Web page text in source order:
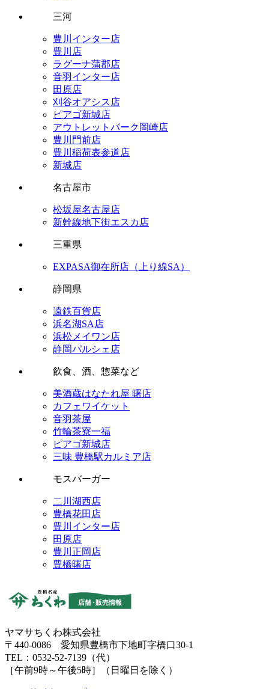
三河
豊川インター店
豊川店
ラグーナ蒲郡店
音羽インター店
田原店
刈谷オアシス店
ピアゴ新城店
アウトレットパーク岡崎店
豊川門前店
豊川稲荷表参道店
新城店
名古屋市
松坂屋名古屋店
新幹線地下街エスカ店
三重県
EXPASA御在所店（上り線SA）
静岡県
遠鉄百貨店
浜名湖SA店
浜松メイワン店
静岡パルシェ店
飲食、酒、惣菜など
美酒蔵はなたれ屋 曙店
カフェワイケット
音羽茶屋
竹輪茶寮一福
ピアゴ新城店
三味 豊橋駅カルミア店
モスバーガー
二川湖西店
豊橋花田店
豊川インター店
田原店
豊川正岡店
豊橋曙店
ヤマサちくわ株式会社
〒440-0086 愛知県豊橋市下地町字橋口30-1
TEL：0532-52-7139（代）
［午前9時～午後5時］（日曜日を除く）